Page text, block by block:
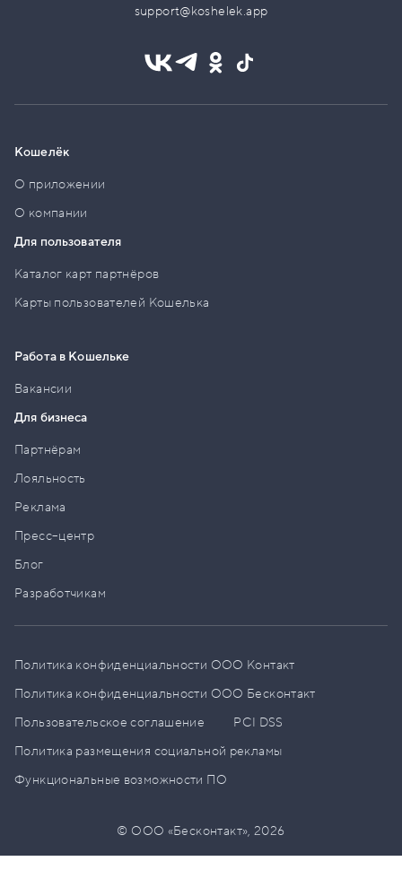
support@koshelek.app
Кошелёк
О приложении
О компании
Для пользователя
Каталог карт партнёров
Карты пользователей Кошелька
Работа в Кошельке
Вакансии
Для бизнеса
Партнёрам
Лояльность
Реклама
Пресс–центр
Блог
Разработчикам
Политика конфиденциальности ООО Контакт
Политика конфиденциальности ООО Бесконтакт
Пользовательское соглашение
PCI DSS
Политика размещения социальной рекламы
Функциональные возможности ПО
© ООО «Бесконтакт»,2026